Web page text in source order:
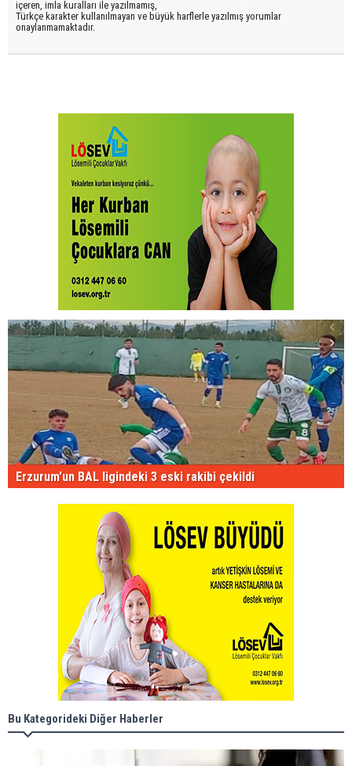
içeren, imla kuralları ile yazılmamış,
Türkçe karakter kullanılmayan ve büyük harflerle yazılmış yorumlar
onaylanmamaktadır.
Erzurum'un BAL ligindeki 3 eski rakibi çekildi
Bu Kategorideki Diğer Haberler